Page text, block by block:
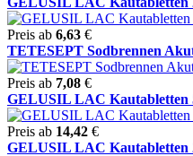
Preis ab 6,63 €
TETESEPT Sodbrennen
Preis ab 7,08 €
GELUSIL LAC Kautabletten
Preis ab 14,42 €
GELUSIL LAC Kautabletten